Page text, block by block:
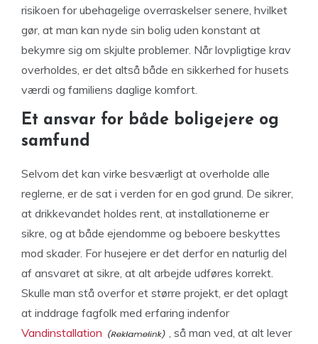
risikoen for ubehagelige overraskelser senere, hvilket
gør, at man kan nyde sin bolig uden konstant at
bekymre sig om skjulte problemer. Når lovpligtige krav
overholdes, er det altså både en sikkerhed for husets
værdi og familiens daglige komfort.
Et ansvar for både boligejere og
samfund
Selvom det kan virke besværligt at overholde alle
reglerne, er de sat i verden for en god grund. De sikrer,
at drikkevandet holdes rent, at installationerne er
sikre, og at både ejendomme og beboere beskyttes
mod skader. For husejere er det derfor en naturlig del
af ansvaret at sikre, at alt arbejde udføres korrekt.
Skulle man stå overfor et større projekt, er det oplagt
at inddrage fagfolk med erfaring indenfor
Vandinstallation
, så man ved, at alt lever